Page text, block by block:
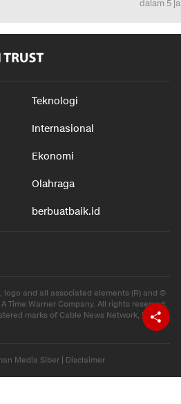
dalam 5
Teknologi
Internasional
Ekonomi
Olahraga
berbuatbaik.id
logo and all associated elements (R) and ©
Time Warner Company. All rights reserved.
marks of Cable News Network, Inc.,
Media Siber | Disclaimer